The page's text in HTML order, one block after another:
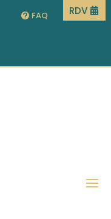
FAQ RDV